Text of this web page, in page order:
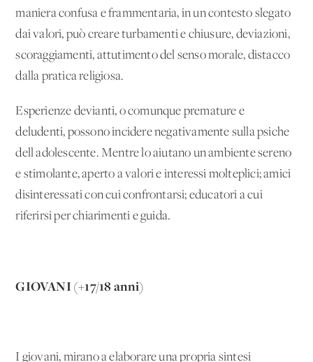
maniera confusa e frammentaria, in un contesto slegato
dai valori, può creare turbamenti e chiusure, deviazioni,
scoraggiamenti, attutimento del senso morale, distacco
dalla pratica religiosa.
Esperienze devianti, o comunque premature e
deludenti, possono incidere negativamente sulla psiche
dell'adolescente. Mentre lo aiutano un ambiente sereno
e stimolante, aperto a valori e interessi molteplici; amici
disinteressati con cui confrontarsi; educatori a cui
riferirsi per chiarimenti e guida.
GIOVANI (+17/18 anni)
I giovani, mirano a elaborare una propria sintesi